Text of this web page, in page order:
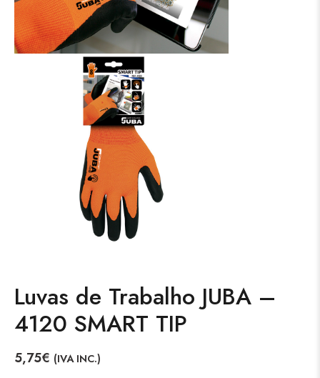
Luvas de Trabalho JUBA –
4120 SMART TIP
5,75€ (IVA INC.)